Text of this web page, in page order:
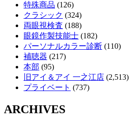
特殊商品 (126)
クラシック (324)
両眼視検査 (188)
眼鏡作製技能士 (182)
パーソナルカラー診断 (110)
補聴器 (217)
本部 (95)
旧アイ＆アイ 一之江店 (2,513)
プライベート (737)
ARCHIVES